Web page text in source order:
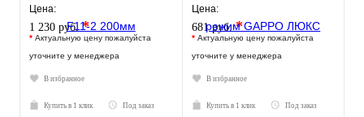
Цена:
1 230 руб.*
* Актуальную цену пожалуйста
уточните у менеджера
В избранное
Купить в 1 клик Под заказ
Цена:
681 руб.*
* Актуальную цену пожалуйста
уточните у менеджера
В избранное
Купить в 1 клик Под заказ